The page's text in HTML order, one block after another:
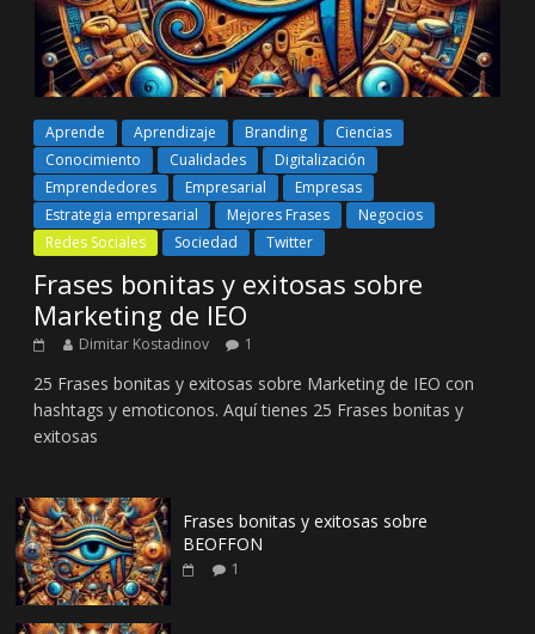
Aprende Aprendizaje Branding
Ciencias
Conocimiento
Cualidades
Digitalización
Emprendedores
Empresarial
Empresas
Estrategia empresarial
Mejores Frases
Negocios
Redes Sociales
Sociedad Twitter
Frases bonitas y exitosas sobre
Marketing de IEO
Dimitar Kostadinov 1
25 Frases bonitas y exitosas sobre Marketing de IEO con
hashtags y emoticonos. Aquí tienes 25 Frases bonitas y
exitosas
Frases bonitas y exitosas sobre
BEOFFON
1